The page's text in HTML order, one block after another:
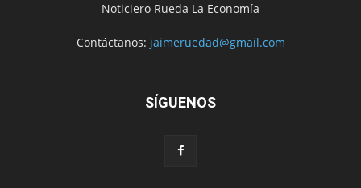
Noticiero Rueda La Economía
Contáctanos: jaimeruedad@gmail.com
SÍGUENOS